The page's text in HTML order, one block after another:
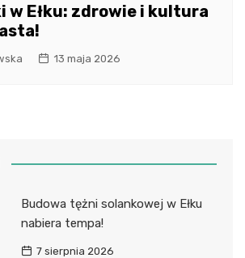
w Ełku: zdrowie i kultura
13 maja 2026
Budowa tężni solankowej w Ełku
nabiera tempa!
7 sierpnia 2026